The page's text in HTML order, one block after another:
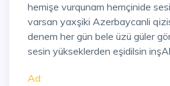
hemişe vurqunam hemçinide
varsan yaxşiki Azerbaycanli
denem her gün bele üzü güler
sesin yükseklerden eşidilsin
Ad: